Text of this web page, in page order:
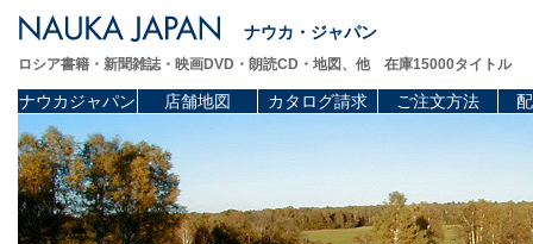
ナウカ・ジャパン
ロシア書籍・新聞雑誌・映画DVD・朗読CD・地図、他 在庫15000タイトル
ナウカジャパン 店舗地図 カタログ請求 ご注文方法